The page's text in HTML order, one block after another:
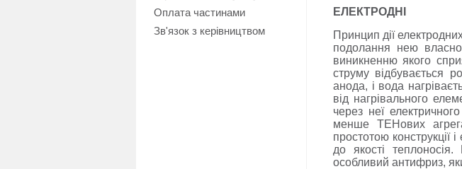
Оплата частинами
Зв'язок з керівництвом
ЕЛЕКТРОДНІ
Принцип дії
подолання нею
виникненню якого
струму відбувається
анода, і вода
від нагрівального
через неї
менше ТЕНових
простотою конструкції
до якості
особливий антифриз,